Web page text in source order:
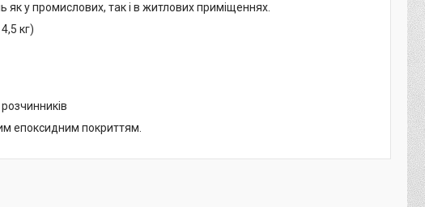
як у промислових, так і в житлових приміщеннях.
кг)
епоксидним покриттям.